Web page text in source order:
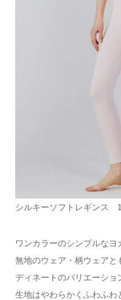
シルキーソフトレギンス
ワンカラーのシンプルなヨ
無地のウェア・柄ウェア
ディネートのバリエーショ
生地はやわらかくふわふわ